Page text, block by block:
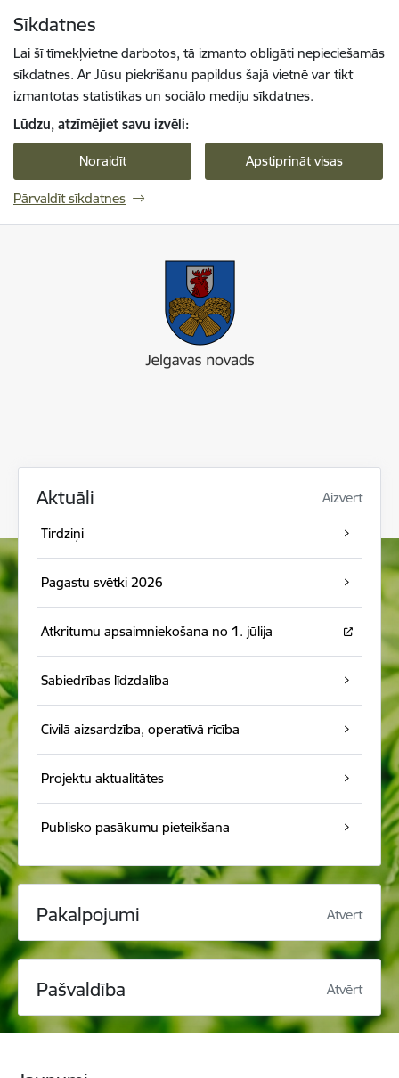
Sīkdatnes
Lai šī tīmekļvietne darbotos, tā izmanto obligāti nepieciešamās
sīkdatnes. Ar Jūsu piekrišanu papildus šajā vietnē var tikt
izmantotas statistikas un sociālo mediju sīkdatnes.
Lūdzu, atzīmējiet savu izvēli:
Noraidīt Apstiprināt visas
Pārvaldīt sīkdatnes
Aktuāli Aizvērt
Tirdziņi
Pagastu svētki 2026
Atkritumu apsaimniekošana no 1. jūlija
Sabiedrības līdzdalība
Civilā aizsardzība, operatīvā rīcība
Projektu aktualitātes
Publisko pasākumu pieteikšana
Pakalpojumi Atvērt
Pašvaldība Atvērt